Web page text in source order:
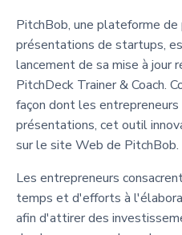
PitchBob, une plateforme
présentations de startups,
lancement de sa mise à jour
PitchDeck Trainer & Coach.
façon dont les
présentations, cet outil
sur le site Web de PitchBob.
Les entrepreneurs
temps et d'efforts à
afin d'attirer des